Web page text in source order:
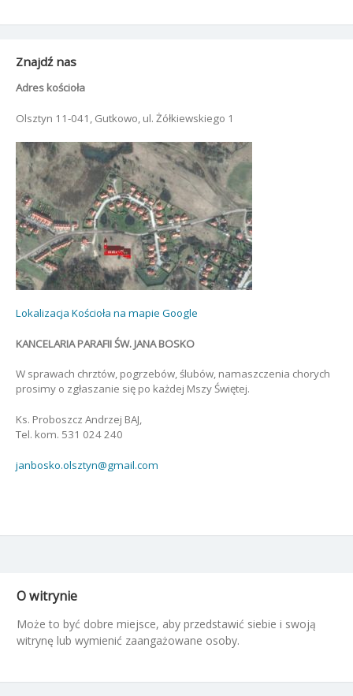
Znajdź nas
Adres kościoła
Olsztyn 11-041, Gutkowo, ul. Żółkiewskiego 1
Lokalizacja Kościoła na mapie Google
KANCELARIA PARAFII ŚW. JANA BOSKO
W sprawach chrztów, pogrzebów, ślubów, namaszczenia chorych
prosimy o zgłaszanie się po każdej Mszy Świętej.
Ks. Proboszcz Andrzej BAJ,
Tel. kom. 531 024 240
janbosko.olsztyn@gmail.com
O witrynie
Może to być dobre miejsce, aby przedstawić siebie i swoją
witrynę lub wymienić zaangażowane osoby.